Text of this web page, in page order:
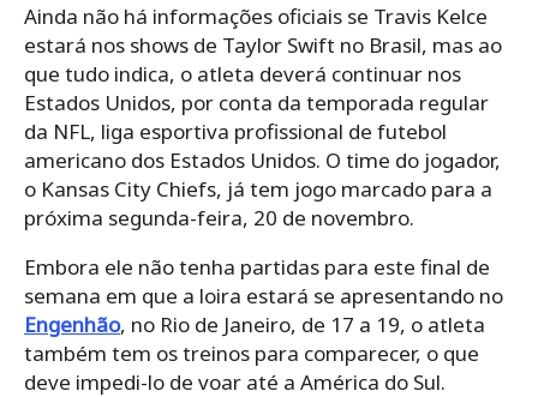
Ainda não há informações oficiais se Travis Kelce
estará nos shows de Taylor Swift no Brasil, mas ao
que tudo indica, o atleta deverá continuar nos
Estados Unidos, por conta da temporada regular
da NFL, liga esportiva profissional de futebol
americano dos Estados Unidos. O time do jogador,
o Kansas City Chiefs, já tem jogo marcado para a
próxima segunda-feira, 20 de novembro.
Embora ele não tenha partidas para este final de
semana em que a loira estará se apresentando no
Engenhão, no Rio de Janeiro, de 17 a 19, o atleta
também tem os treinos para comparecer, o que
deve impedi-lo de voar até a América do Sul.